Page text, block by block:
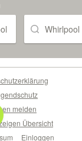
Whirlpool
melden
Übersicht
Einloggen